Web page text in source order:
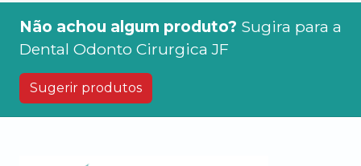
Não achou algum produto? Sugira para a
Dental Odonto Cirurgica JF
Sugerir produtos